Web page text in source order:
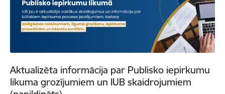
Aktualizēta informācija par Publisko iepirkumu
likuma grozījumiem un IUB skaidrojumiem